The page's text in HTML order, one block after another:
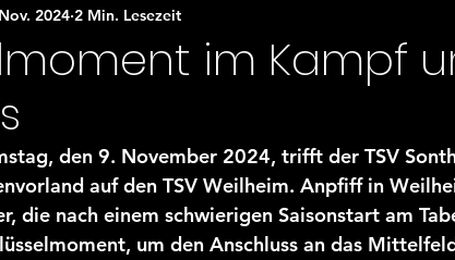
Jugend JSG wB-Jugend
Jugend
Herren II Saison 2023/24 Saison
im Kampf
2024 2 Min. Lesezeit
den 9. November 2024, trifft der TSV
auf den TSV Weilheim. Anpfiff in
die nach einem schwierigen Saisonstart am
um den Anschluss an das